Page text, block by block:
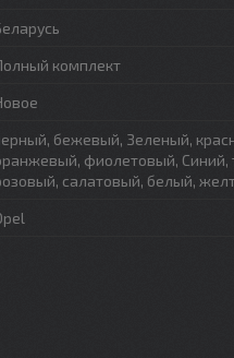
комплект
бежевый, Зеленый,
фиолетовый,
салатовый, белый,